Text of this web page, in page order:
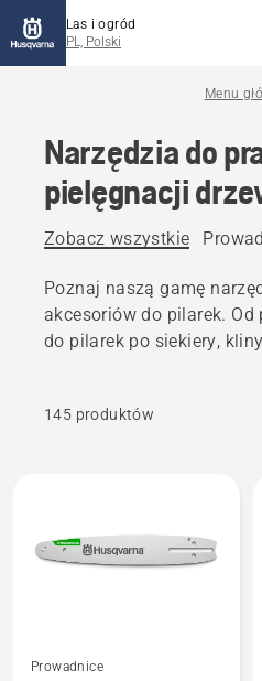
Las i ogród
PL, Polski
Menu
Narzędzia do
pielęgnacji
Zobacz wszystkie
Poznaj naszą gamę
akcesoriów do pilarek. Od
do pilarek po siekiery,
145 produktów
Prowadnice